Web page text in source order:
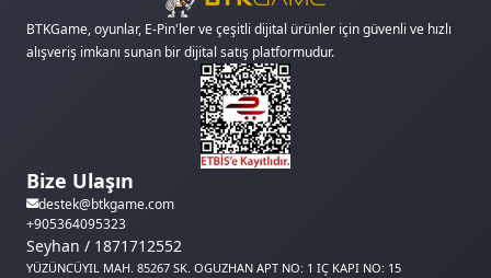
BTKGame, oyunlar, E-Pin'ler ve çeşitli dijital ürünler için güvenli ve hızlı
alışveriş imkanı sunan bir dijital satış platformudur.
Bize Ulaşın
destek@btkgame.com
+905364095323
Seyhan / 1871712552
YÜZÜNCÜYIL MAH. 85267 SK. OGUZHAN APT NO: 1 IÇ KAPI NO: 15